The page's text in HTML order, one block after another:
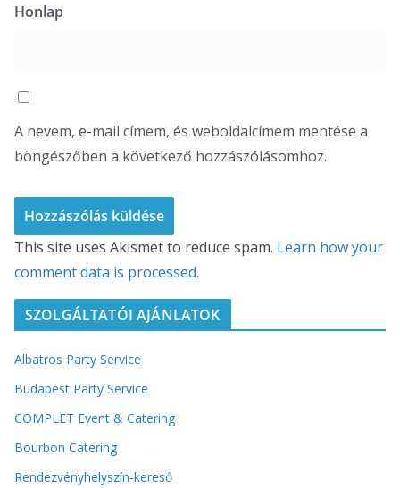
Honlap
A nevem, e-mail címem, és weboldalcímem mentése a
böngészőben a következő hozzászólásomhoz.
This site uses Akismet to reduce spam. Learn how your
comment data is processed.
SZOLGÁLTATÓI AJÁNLATOK
Albatros Party Service
Budapest Party Service
COMPLET Event & Catering
Bourbon Catering
Rendezvényhelyszín-kereső